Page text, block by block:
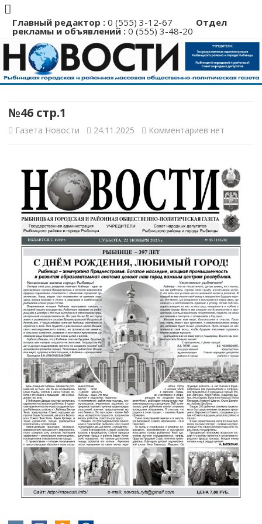
Главный редактор : 0 (555) 3-12-67 Отдел
рекламы и объявлений : 0 (555) 3-48-20
Перейти
№46 стр.1
Газета Новости 24.11.2025 Комментариев к
№46
стр.1
нет